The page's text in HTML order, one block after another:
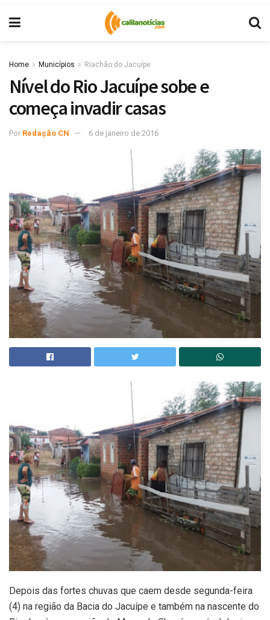
Home Municípios Riachão do Jacuípe
Nível do Rio Jacuípe sobe e
começa invadir casas
Por Redação CN 6 de janeiro de 2016
Depois das fortes chuvas que caem desde segunda-feira
(4) na região da Bacia do Jacuípe e também na nascente do